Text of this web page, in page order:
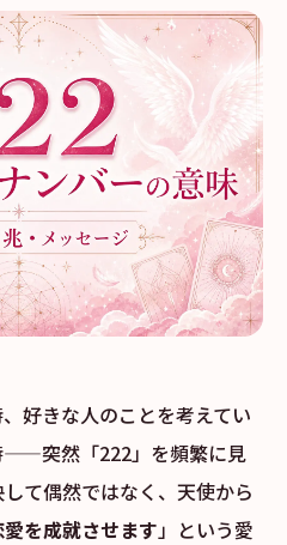
好きな人のことを考えてい
——突然「222」を頻繁に見
て偶然ではなく、天使から
を成就させます」という愛